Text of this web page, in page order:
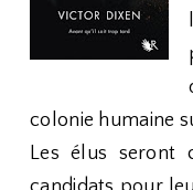
colonie humaine
Les élus seront